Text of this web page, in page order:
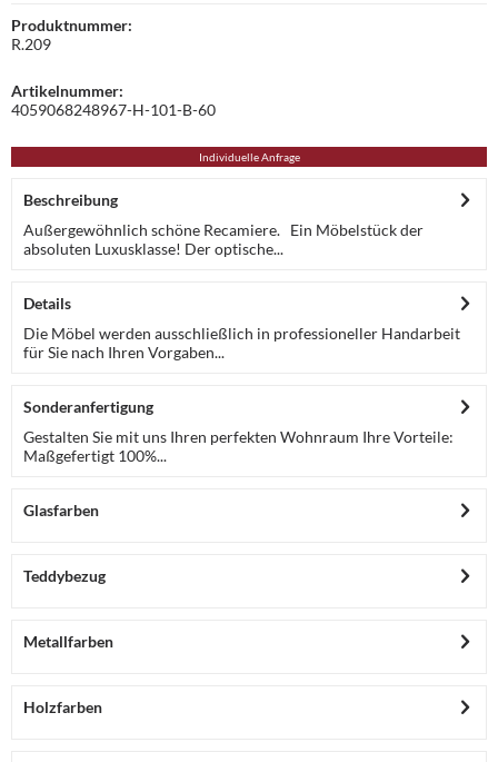
Produktnummer:
R.209
Artikelnummer:
4059068248967-H-101-B-60
Individuelle Anfrage
Beschreibung
Außergewöhnlich schöne Recamiere. Ein Möbelstück der
absoluten Luxusklasse! Der optische...
Details
Die Möbel werden ausschließlich in professioneller Handarbeit
für Sie nach Ihren Vorgaben...
Sonderanfertigung
Gestalten Sie mit uns Ihren perfekten Wohnraum Ihre Vorteile:
Maßgefertigt 100%...
Glasfarben
Teddybezug
Metallfarben
Holzfarben